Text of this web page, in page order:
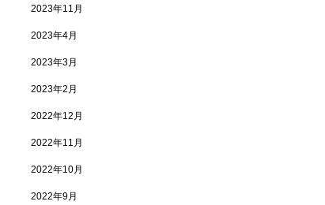
2023年11月
2023年4月
2023年3月
2023年2月
2022年12月
2022年11月
2022年10月
2022年9月